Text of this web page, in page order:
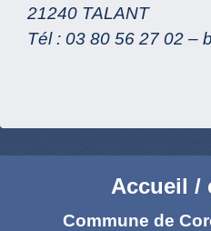
21240 TALANT
Tél : 03 80 56 27 02 –
Accueil /
Commune de